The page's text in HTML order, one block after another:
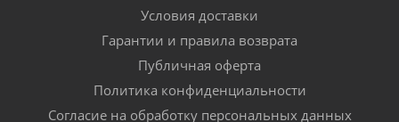
Условия доставки
Гарантии и правила возврата
Публичная оферта
Политика конфиденциальности
Согласие на обработку персональных данных